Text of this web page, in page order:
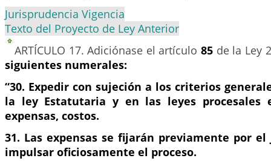
Jurisprudencia Vigencia
Texto del Proyecto de Ley Anterior
ARTÍCULO 17. Adiciónase el artículo85 de la Ley
siguientes numerales:
“30. Expedir con sujeción a los criterios
la ley Estatutaria y en las leyes procesales
expensas, costos.
31. Las expensas se fijarán previamente por
impulsar oficiosamente el proceso.